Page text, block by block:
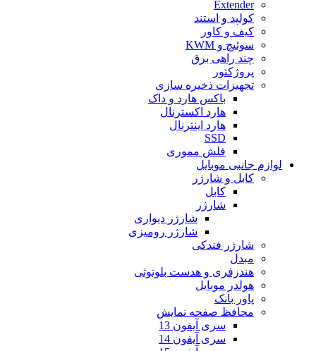
Extender
کولپد و استند
کیف و کاور
سوئیچ و KWM
چند راهی برق
پروژکتور
تجهیزات ذخیره سازی
باکس هارد و داک
هارد اکسترنال
هارد اینترنال
SSD
فلش مموری
لوازم جانبی موبایل
کابل و شارژر
کابل
شارژر
شارژر دیواری
شارژر رومیزی
شارژر فندکی
مبدل
هندزفری و هدست بلوتوثی
هولدر موبایل
پاور بانک
محافظ صفحه نمایش
سری آیفون 13
سری آیفون 14